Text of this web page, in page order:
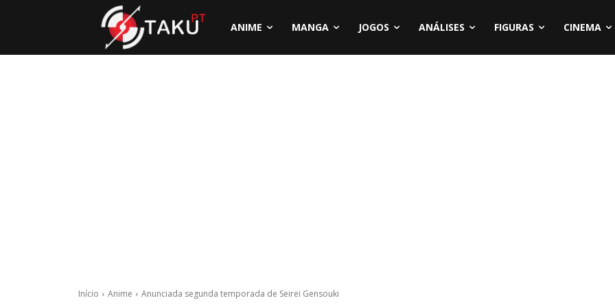
ANIME MANGA JOGOS ANÁLISES FIGURAS CINEMA
Início Anime Anunciada segunda temporada de Seirei Gensouki